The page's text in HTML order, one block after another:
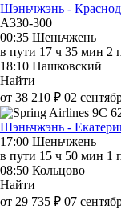
Шэньчжэнь -
A330-300
00:35 Шеньчжень
в пути 17 ч 35 мин 2
18:10 Пашковский
Найти
от 38 210 ₽ 02
Шэньчжэнь -
17:00 Шеньчжень
в пути 15 ч 50 мин 1
08:50 Кольцово
Найти
от 29 735 ₽ 07